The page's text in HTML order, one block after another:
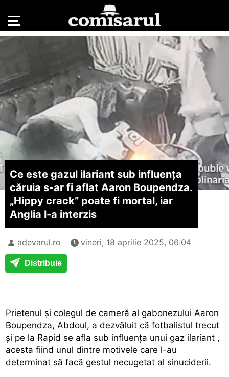
Ce este gazul ilariant sub influența
căruia s-ar fi aflat Aaron Boupendza.
„Hippy crack” poate fi mortal, iar
Anglia l-a interzis
adevarul.ro vineri, 18 aprilie 2025, 06:04
Distribuie
Prietenul și colegul de cameră al gabonezului Aaron
Boupendza, Abdoul, a dezvăluit că fotbalistul trecut
și pe la Rapid se afla sub influența unuigaz ilariant ,
acesta fiind unul dintre motivele care l-au
determinat să facă gestul necugetat al sinuciderii.